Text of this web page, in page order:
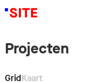
Projecten
GridKaart